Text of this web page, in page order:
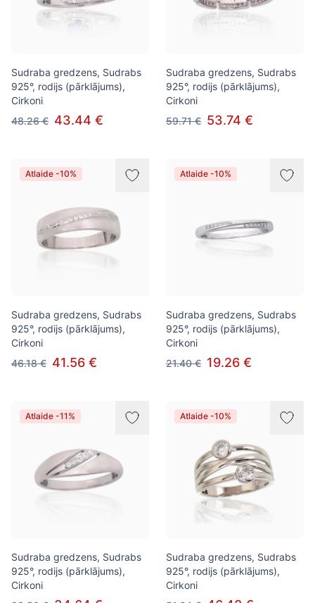
Sudraba gredzens, Sudrabs
925°, rodijs (pārklājums),
Cirkoni
48.26 € 43.44 €
Sudraba gredzens, Sudrabs
925°, rodijs (pārklājums),
Cirkoni
59.71 € 53.74 €
Atlaide -10%
Sudraba gredzens, Sudrabs
925°, rodijs (pārklājums),
Cirkoni
46.18 € 41.56 €
Atlaide -10%
Sudraba gredzens, Sudrabs
925°, rodijs (pārklājums),
Cirkoni
21.40 € 19.26 €
Atlaide -11%
Sudraba gredzens, Sudrabs
925°, rodijs (pārklājums),
Cirkoni
Atlaide -10%
Sudraba gredzens, Sudrabs
925°, rodijs (pārklājums),
Cirkoni